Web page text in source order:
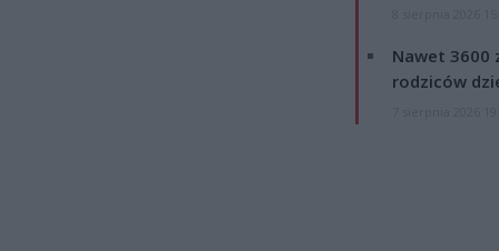
Nawet 3600
rodziców